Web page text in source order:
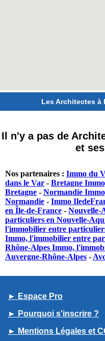
Les Architectes à
Il n'y a pas de
et
Nos partenaires : Immo du
dans le Var - Bretagne
Bretagne - Normandie
Normandie - Immo
en Île-de-France - Nouvelle-
particuliers en Nouvelle-
l'immobilier entre
Immo, l'immobilier entre
Rhône-Alpes Immo,
Auvergne-Rhône-Alpes -
► Espace Pro
► Pourquoi s'inscrire ?
► Mentions Légales et